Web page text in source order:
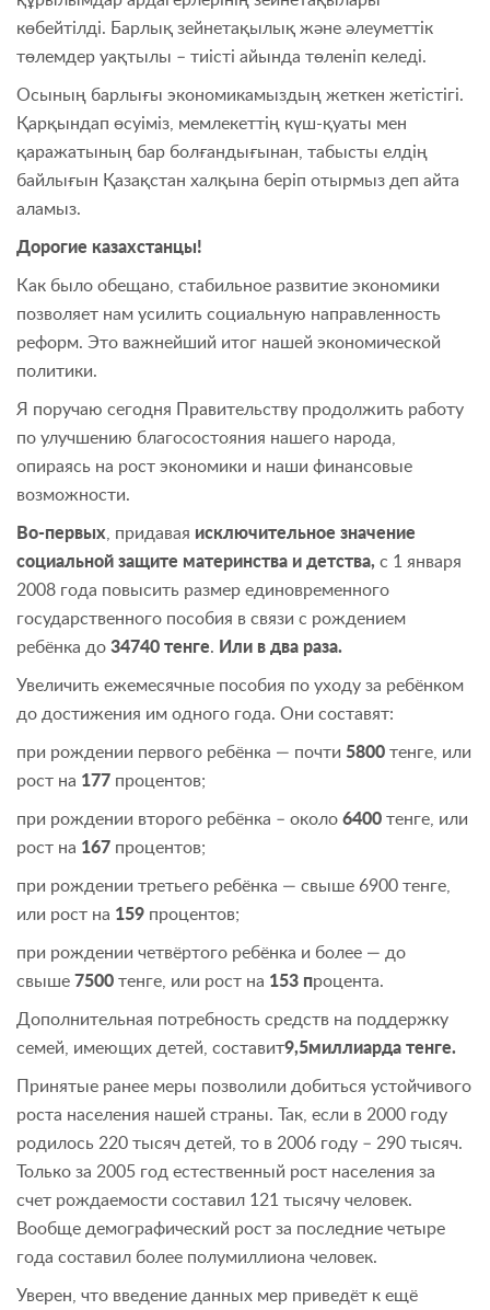
көбейтілді. Барлық зейнетақылық және әлеуметтік
төлемдер уақтылы – тиісті айында төленіп келеді.
Осының барлығы экономикамыздың жеткен жетістігі.
Қарқындап өсуіміз, мемлекеттің күш-қуаты мен
қаражатының бар болғандығынан, табысты елдің
байлығын Қазақстан халқына беріп отырмыз деп айта
аламыз.
Дорогие казахстанцы!
Как было обещано, стабильное развитие экономики
позволяет нам усилить социальную направленность
реформ. Это важнейший итог нашей экономической
политики.
Я поручаю сегодня Правительству продолжить работу
по улучшению благосостояния нашего народа,
опираясь на рост экономики и наши финансовые
возможности.
Во-первых , придавая исключительное значение
социальной защите материнства и детства, с 1 января
2008 года повысить размер единовременного
государственного пособия в связи с рождением
ребёнка до 34740 тенге. Или в два раза.
Увеличить ежемесячные пособия по уходу за ребёнком
до достижения им одного года. Они составят:
при рождении первого ребёнка — почти 5800 тенге, или
рост на 177 процентов;
при рождении второго ребёнка – около 6400 тенге, или
рост на 167 процентов;
при рождении третьего ребёнка — свыше 6900 тенге,
или рост на 159 процентов;
при рождении четвёртого ребёнка и более — до
свыше 7500 тенге, или рост на 153 процента.
Дополнительная потребность средств на поддержку
семей, имеющих детей, составит9,5миллиарда тенге.
Принятые ранее меры позволили добиться устойчивого
роста населения нашей страны. Так, если в 2000 году
родилось 220 тысяч детей, то в 2006 году – 290 тысяч.
Только за 2005 год естественный рост населения за
счет рождаемости составил 121 тысячу человек.
Вообще демографический рост за последние четыре
года составил более полумиллиона человек.
Уверен, что введение данных мер приведёт к ещё